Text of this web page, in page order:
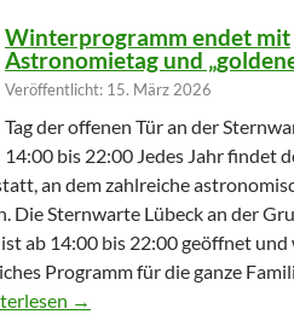
Winterprogramm endet mit
Astronomietag und
Veröffentlicht: 15. März 2026
Tag der offenen Tür an der
14:00 bis 22:00 Jedes Jahr findet
an dem zahlreiche
Die Sternwarte Lübeck an der
ab 14:00 bis 22:00 geöffnet
Programm für die ganze
endet mit
→